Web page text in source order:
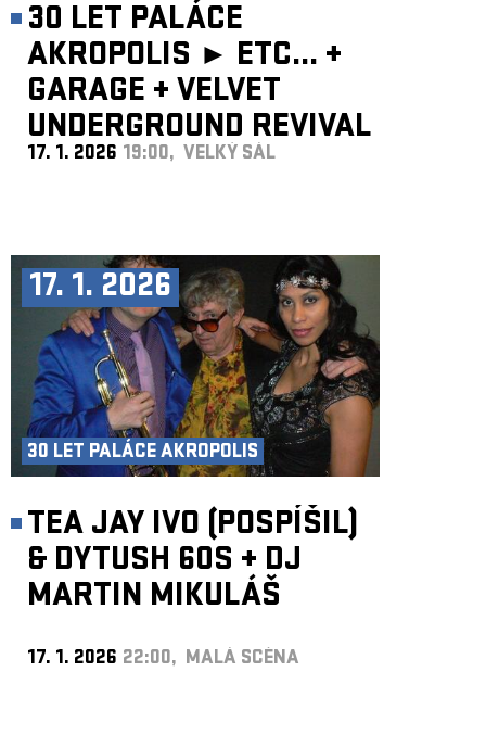
30 LET PALÁCE
AKROPOLIS ► ETC... +
GARAGE + VELVET
UNDERGROUND REVIVAL
BAND
17. 1. 2026 19:00, VELKÝ SÁL
17. 1. 2026
30 LET PALÁCE AKROPOLIS
TEA JAY IVO (POSPÍŠIL)
& DYTUSH 60S + DJ
MARTIN MIKULÁŠ
17. 1. 2026 22:00, MALÁ SCÉNA